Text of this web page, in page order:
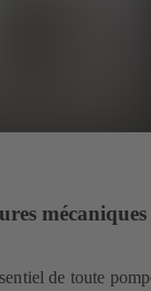
mécaniques
de toute